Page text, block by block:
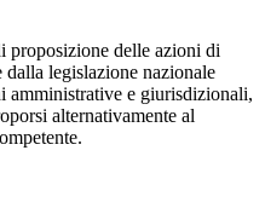
proposizione delle azioni di
legislazione nazionale
amministrative e giurisdizionali,
alternativamente al